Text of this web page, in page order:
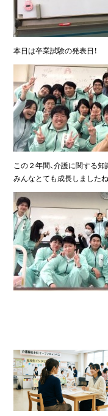
本日は卒業試験の発表日！
この２年間、介護に関する
みんなとても成長しましたね